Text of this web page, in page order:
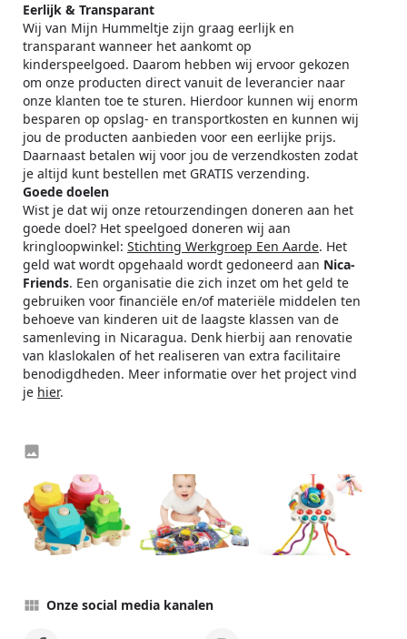
Eerlijk & Transparant
Wij van Mijn Hummeltje zijn graag eerlijk en
transparant wanneer het aankomt op
kinderspeelgoed. Daarom hebben wij ervoor gekozen
om onze producten direct vanuit de leverancier naar
onze klanten toe te sturen. Hierdoor kunnen wij enorm
besparen op opslag- en transportkosten en kunnen wij
jou de producten aanbieden voor een eerlijke prijs.
Daarnaast betalen wij voor jou de verzendkosten zodat
je altijd kunt bestellen met GRATIS verzending.
Goede doelen
Wist je dat wij onze retourzendingen doneren aan het
goede doel? Het speelgoed doneren wij aan
kringloopwinkel: Stichting Werkgroep Een Aarde. Het
geld wat wordt opgehaald wordt gedoneerd aan Nica-
Friends. Een organisatie die zich inzet om het geld te
gebruiken voor financiële en/of materiële middelen ten
behoeve van kinderen uit de laagste klassen van de
samenleving in Nicaragua. Denk hierbij aan renovatie
van klaslokalen of het realiseren van extra facilitaire
benodigdheden. Meer informatie over het project vind
je hier.
Onze social media kanalen